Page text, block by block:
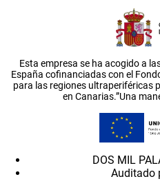
Esta empresa se ha acogido a
España cofinanciadas con el
para las regiones ultraperiféricas
en Canarias.”Una
DOS MIL
Auditado